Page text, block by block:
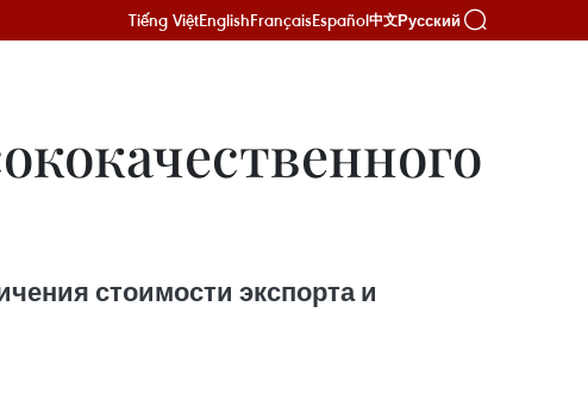
Tiếng ViệtEnglishFrançaisEspañol中文Русский
стоимости экспорта и